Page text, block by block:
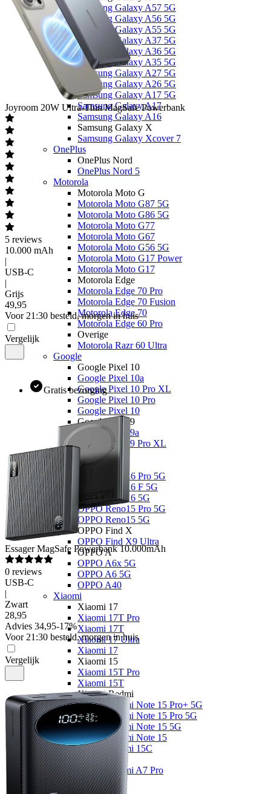
Samsung Galaxy A57 5G
Samsung Galaxy A56 5G
Samsung Galaxy A55 5G
Samsung Galaxy A37 5G
Samsung Galaxy A36 5G
Samsung Galaxy A35 5G
Samsung Galaxy A27 5G
Samsung Galaxy A26 5G
Samsung Galaxy A17 5G
Samsung Galaxy A17
Samsung Galaxy A16
Samsung Galaxy X
Samsung Galaxy Xcover 7
OnePlus
OnePlus Nord
OnePlus Nord 5
Motorola
Motorola Moto G
Motorola Moto G87 5G
Motorola Moto G86 5G
Motorola Moto G77
Motorola Moto G67
Motorola Moto G56 5G
Motorola Moto G17 Power
Motorola Moto G17
Motorola Edge
Motorola Edge 70 Pro
Motorola Edge 70 Fusion
Motorola Edge 70
Motorola Edge 60 Pro
Overige
Motorola Razr 60 Ultra
Google
Google Pixel 10
Google Pixel 10a
Google Pixel 10 Pro XL
Google Pixel 10 Pro
Google Pixel 10
Google Pixel 9
Google Pixel 9a
Google Pixel 9 Pro XL
OPPO
OPPO Reno
OPPO Reno16 Pro 5G
OPPO Reno16 F 5G
OPPO Reno16 5G
OPPO Reno15 Pro 5G
OPPO Reno15 5G
OPPO Find X
OPPO Find X9 Ultra
OPPO A
OPPO A6x 5G
OPPO A6 5G
OPPO A40
Xiaomi
Xiaomi 17
Xiaomi 17T Pro
Xiaomi 17T
Xiaomi 17 Ultra
Xiaomi 17
Xiaomi 15
Xiaomi 15T Pro
Xiaomi 15T
Xiaomi Redmi
Xiaomi Redmi Note 15 Pro+ 5G
Xiaomi Redmi Note 15 Pro 5G
Xiaomi Redmi Note 15 5G
Xiaomi Redmi Note 15
Xiaomi Redmi 15C
Overige
Xiaomi Redmi A7 Pro
Nothing
Nothing
Joyroom 20W Ultra-Thin MagSafe Powerbank
5 reviews
10.000 mAh
|
USB-C
|
Grijs
49,95
Voor 21:30 besteld, morgen in huis
Vergelijk
Gratis bezorging
Essager MagSafe Powerbank 10.000mAh
0 reviews
USB-C
|
Zwart
28,95
Advies 34,95-17%
Voor 21:30 besteld, morgen in huis
Vergelijk